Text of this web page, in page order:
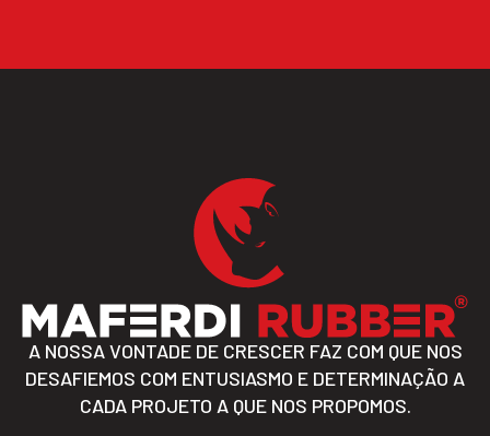
A NOSSA VONTADE DE CRESCER FAZ COM QUE NOS
DESAFIEMOS COM ENTUSIASMO E DETERMINAÇÃO A
CADA PROJETO A QUE NOS PROPOMOS.